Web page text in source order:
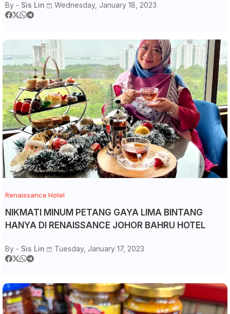
By - Sis Lin Wednesday, January 18, 2023
Renaissance Hotel
NIKMATI MINUM PETANG GAYA LIMA BINTANG
HANYA DI RENAISSANCE JOHOR BAHRU HOTEL
By - Sis Lin Tuesday, January 17, 2023